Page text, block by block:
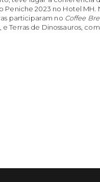
Peniche 2023 no Hotel MH.
participaram no Coffee
Terras de Dinossauros,